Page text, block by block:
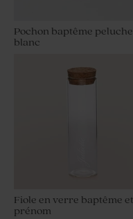
Pochon baptême peluche
blanc
Fiole en verre baptême et
prénom